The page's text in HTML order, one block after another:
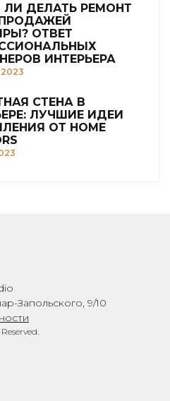
ДЕЛАТЬ РЕМОНТ
ОТВЕТ
ИНТЕРЬЕРА
СТЕНА В
ЛУЧШИЕ ИДЕИ
ОТ HOME
Запольского, 9/10